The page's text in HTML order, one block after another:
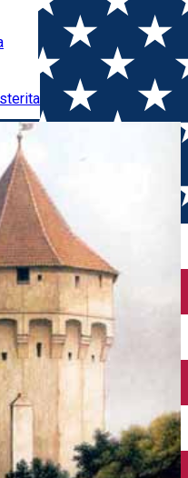
O călătorie prin Sibiul de